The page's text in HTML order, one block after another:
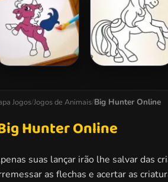
Jogos/Jogos de Animais/Big Hunter Online
Hunter Online
suas lançar irão lhe salvar das
as flechas e acertar as